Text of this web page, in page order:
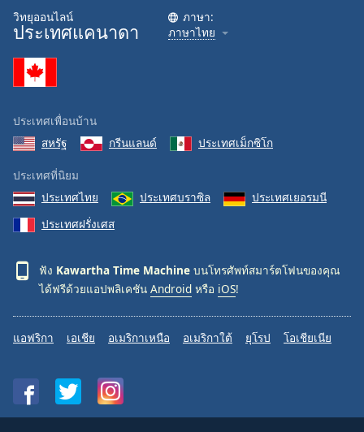
วิทยุออนไลน์
ประเทศแคนาดา
ภาษา:
ภาษาไทย
ประเทศเพื่อนบ้าน
สหรัฐ
กรีนแลนด์ ประเทศเม็กซิโก
ประเทศที่นิยม
ประเทศไทย
ประเทศบราซิล
ประเทศเยอรมนี
ประเทศฝรั่งเศส
ฟัง Kawartha Time Machine บนโทรศัพท์สมาร์ตโฟนของคุณ
ได้ฟรีด้วยแอปพลิเคชัน Android หรือ iOS!
แอฟริกา เอเชีย อเมริกาเหนือ อเมริกาใต้ ยุโรป โอเชียเนีย